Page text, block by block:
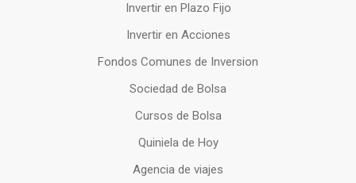
Invertir en Plazo Fijo
Invertir en Acciones
Fondos Comunes de Inversion
Sociedad de Bolsa
Cursos de Bolsa
Quiniela de Hoy
Agencia de viajes